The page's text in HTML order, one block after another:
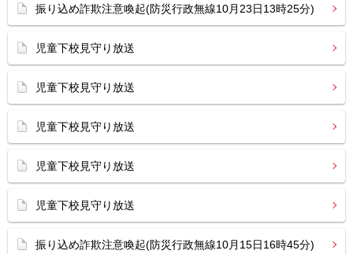
振り込め詐欺注意喚起(防災行政無線10月23日13時25分)
児童下校見守り放送
児童下校見守り放送
児童下校見守り放送
児童下校見守り放送
児童下校見守り放送
振り込め詐欺注意喚起(防災行政無線10月15日16時45分)